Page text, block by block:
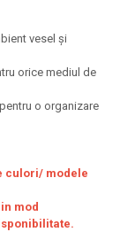
vesel și
orice mediul de
o organizare
culori/ modele
mod